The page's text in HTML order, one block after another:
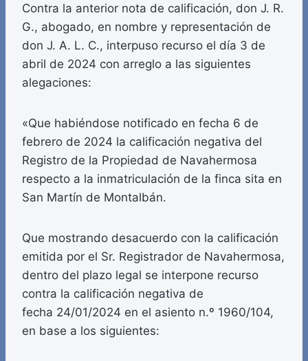
Contra la anterior nota de calificación, don J. R.
G., abogado, en nombre y representación de
don J. A. L. C., interpuso recurso el día 3 de
abril de 2024 con arreglo a las siguientes
alegaciones:
«Que habiéndose notificado en fecha 6 de
febrero de 2024 la calificación negativa del
Registro de la Propiedad de Navahermosa
respecto a la inmatriculación de la finca sita en
San Martín de Montalbán.
Que mostrando desacuerdo con la calificación
emitida por el Sr. Registrador de Navahermosa,
dentro del plazo legal se interpone recurso
contra la calificación negativa de
fecha 24/01/2024 en el asiento n.º 1960/104,
en base a los siguientes: